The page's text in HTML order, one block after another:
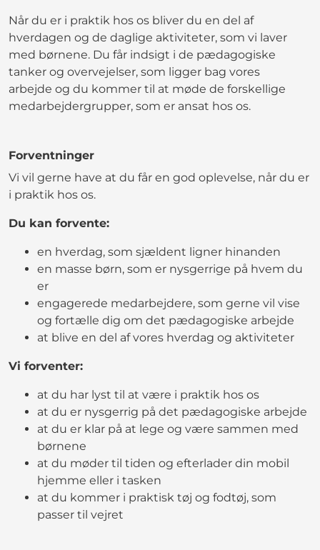
Når du er i praktik hos os bliver du en del af
hverdagen og de daglige aktiviteter, som vi laver
med børnene. Du får indsigt i de pædagogiske
tanker og overvejelser, som ligger bag vores
arbejde og du kommer til at møde de forskellige
medarbejdergrupper, som er ansat hos os.
Forventninger
Vi vil gerne have at du får en god oplevelse, når du er
i praktik hos os.
Du kan forvente:
en hverdag, som sjældent ligner hinanden
en masse børn, som er nysgerrige på hvem du
er
engagerede medarbejdere, som gerne vil vise
og fortælle dig om det pædagogiske arbejde
at blive en del af vores hverdag og aktiviteter
Vi forventer:
at du har lyst til at være i praktik hos os
at du er nysgerrig på det pædagogiske arbejde
at du er klar på at lege og være sammen med
børnene
at du møder til tiden og efterlader din mobil
hjemme eller i tasken
at du kommer i praktisk tøj og fodtøj, som
passer til vejret